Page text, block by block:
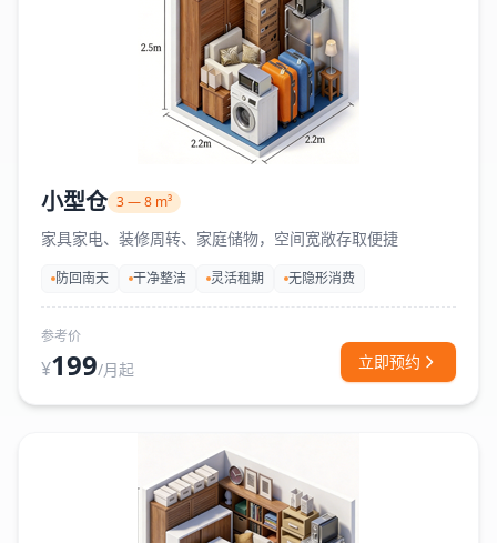
小型仓 3 — 8 m³
家具家电、装修周转、家庭储物，空间宽敞存取便捷
防回南天 干净整洁 灵活租期 无隐形消费
参考价
¥199/月起 立即预约